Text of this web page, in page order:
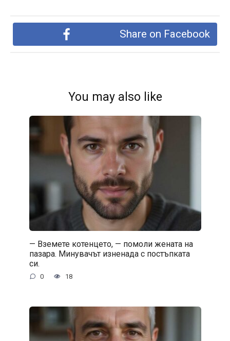
Share on Facebook
You may also like
— Вземете котенцето, — помоли жената на
пазара. Минувачът изненада с постъпката
си.
0 18